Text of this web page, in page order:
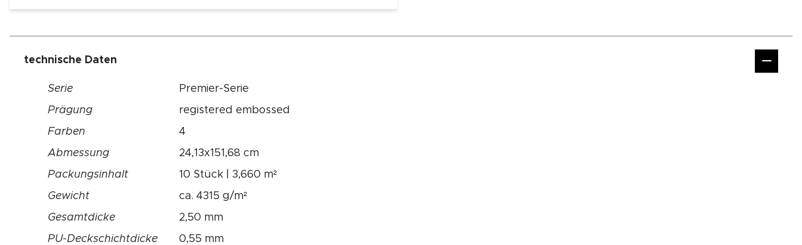
technische Daten
Serie
Premier-Serie
Prägung
registered embossed
Farben
4
Abmessung
24,13x151,68 cm
Packungsinhalt
10 Stück | 3,660 m²
Gewicht
ca. 4315 g/m²
Gesamtdicke
2,50 mm
PU-Deckschichtdicke
0,55 mm